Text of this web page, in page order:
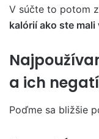
V súčte to potom
kalórií ako ste mali
a ich
Poďme sa bližšie